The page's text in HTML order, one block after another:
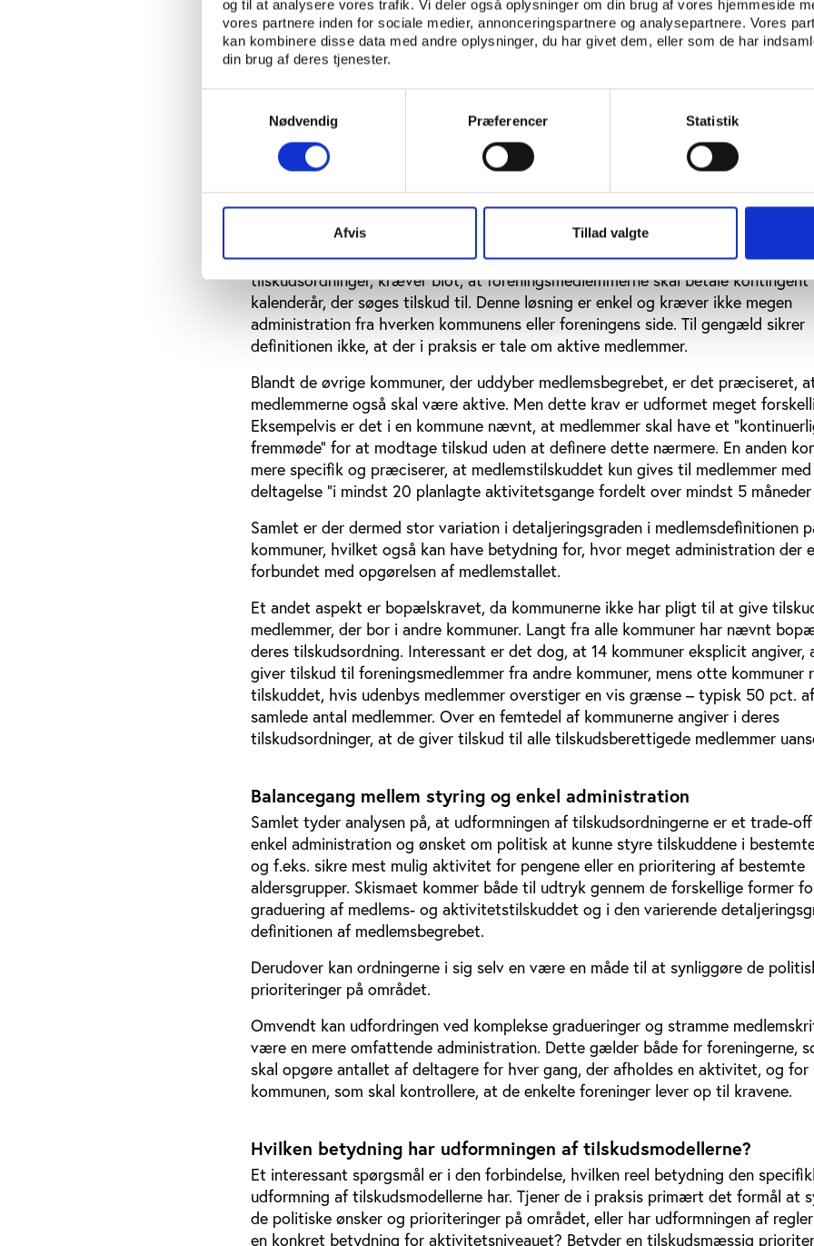
og til at analysere vores trafik. Vi deler også oplysninger om din brug af vores hjemmeside
vores partnere inden for sociale medier, annonceringspartnere og analysepartnere. Vores
kan kombinere disse data med andre oplysninger, du har givet dem, eller som de har
din brug af deres tjenester.
Nødvendig
Præferencer Statistik
Afvis Tillad valgte
eksempelvis kommuner, hvor størrelsen på medlemskontingentet indgår i
kommuner der vægter bestemte typer af foreningsaktiviteter højere end andre i
tilskudsberegningen. Et eksempel på dette er en tilskudsnøgle, hvor fodbold og
vejere tungere i tilskudsberegningen end eksempelvis gymnastik og badminton.
omfatter kategorien også kommuner, hvor der er forskellige
tværs af f.eks. idræts- og spejderområdet.
Definitionen af medlemmer varierer
Et andet tema med store forskelle på tværs af kommunerne er definitionen af,
Cirka halvdelen af de 79 kommuner, der præciserer medlemsbegrebet i deres
tilskudsordninger, kræver blot, at foreningsmedlemmerne skal betale
kalenderår, der søges tilskud til. Denne løsning er enkel og kræver ikke megen
administration fra hverken kommunens eller foreningens side. Til gengæld sikrer
definitionen ikke, at der i praksis er tale om aktive medlemmer.
Blandt de øvrige kommuner, der uddyber medlemsbegrebet, er det præciseret,
medlemmerne også skal være aktive. Men dette krav er udformet meget
Eksempelvis er det i en kommune nævnt, at medlemmer skal have et
fremmøde” for at modtage tilskud uden at definere dette nærmere. En anden
mere specifik og præciserer, at medlemstilskuddet kun gives til medlemmer med
deltagelse ”i mindst 20 planlagte aktivitetsgange fordelt over mindst 5 måneder
Samlet er der dermed stor variation i detaljeringsgraden i medlemsdefinitionen
kommuner, hvilket også kan have betydning for, hvor meget administration der
forbundet med opgørelsen af medlemstallet.
Et andet aspekt er bopælskravet, da kommunerne ikke har pligt til at give
medlemmer, der bor i andre kommuner. Langt fra alle kommuner har nævnt
deres tilskudsordning. Interessant er det dog, at 14 kommuner eksplicit angiver,
giver tilskud til foreningsmedlemmer fra andre kommuner, mens otte kommuner
tilskuddet, hvis udenbys medlemmer overstiger en vis grænse – typisk 50 pct.
samlede antal medlemmer. Over en femtedel af kommunerne angiver i deres
tilskudsordninger, at de giver tilskud til alle tilskudsberettigede medlemmer
Balancegang mellem styring og enkel administration
Samlet tyder analysen på, at udformningen af tilskudsordningerne er et trade-
enkel administration og ønsket om politisk at kunne styre tilskuddene i
og f.eks. sikre mest mulig aktivitet for pengene eller en prioritering af bestemte
aldersgrupper. Skismaet kommer både til udtryk gennem de forskellige former
graduering af medlems- og aktivitetstilskuddet og i den varierende
definitionen af medlemsbegrebet.
Derudover kan ordningerne i sig selv en være en måde til at synliggøre de
prioriteringer på området.
Omvendt kan udfordringen ved komplekse gradueringer og stramme
være en mere omfattende administration. Dette gælder både for foreningerne,
skal opgøre antallet af deltagere for hver gang, der afholdes en aktivitet, og for
kommunen, som skal kontrollere, at de enkelte foreninger lever op til kravene.
Hvilken betydning har udformningen af tilskudsmodellerne?
Et interessant spørgsmål er i den forbindelse, hvilken reel betydning den
udformning af tilskudsmodellerne har. Tjener de i praksis primært det formål at
de politiske ønsker og prioriteringer på området, eller har udformningen af
en konkret betydning for aktivitetsniveauet? Betyder en tilskudsmæssig